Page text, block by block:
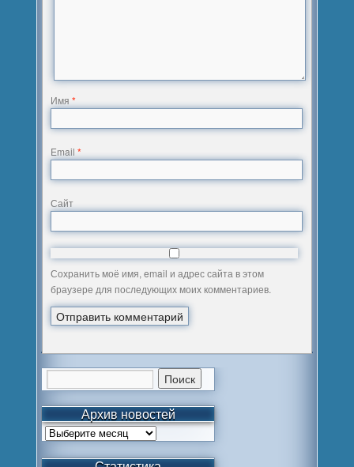
Имя*
Email*
Сайт
Сохранить моё имя, email и адрес сайта в этом
браузере для последующих моих комментариев.
Архив новостей